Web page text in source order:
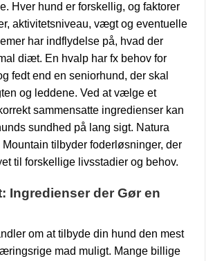
Hver hund er forskellig, og faktorer
aktivitetsniveau, vægt og eventuelle
har indflydelse på, hvad der
diæt. En hvalp har fx behov for
fedt end en seniorhund, der skal
og leddene. Ved at vælge et
sammensatte ingredienser kan
sundhed på lang sigt. Natura
tilbyder foderløsninger, der
til forskellige livsstadier og behov.
Ingredienser der Gør en
om at tilbyde din hund den mest
mad muligt. Mange billige